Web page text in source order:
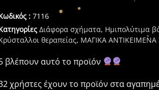
:7116
Διάφορα σχήματα, Ημιπολύτιμα
θεραπείας, ΜΑΓΙΚΑ ΑΝΤΙΚΕΙΜΕΝΑ
βλέπουν αυτό το προϊόν
χρήστες έχουν το προϊόν στα